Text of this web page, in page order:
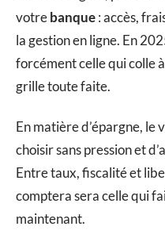
votrebanque: accès,
la gestion en ligne. En
forcément celle qui colle
grille toute faite.
En matière d’épargne, le
choisir sans pression et
Entre taux, fiscalité et
comptera sera celle qui
maintenant.